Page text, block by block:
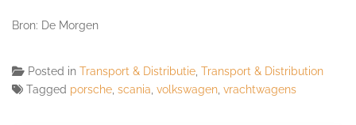
Bron: De Morgen
Posted in Transport & Distributie Transport & Distribution
Tagged porsche scania volkswagen vrachtwagens